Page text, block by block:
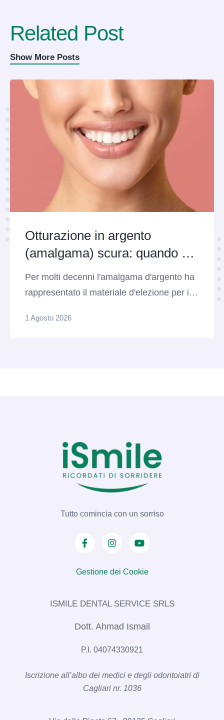
Related Post
Show More Posts
Otturazione in argento
(amalgama) scura: quando e
perché sostituirla
Per molti decenni l'amalgama d'argento ha
rappresentato il materiale d'elezione per il
Caratterizzate da tantissima resistenza
1 Agosto 2026
Tutto comincia con un sorriso
Gestione dei Cookie
ISMILE DENTAL SERVICE SRLS​
Dott. Ahmad Ismail
P.I. 04074330921
Iscrizione all’albo dei medici e degli odontoiatri di
Cagliari nr. 1036​